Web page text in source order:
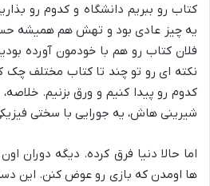
کتاب رو ببریم دانشگاه و کدوم رو
یه چیز عادی بود و تهش هم همیشه
فلان کتاب رو هم با خودمون آورده
نکته ای رو تو چند تا کتاب مختلف چک
کدوم رو پیدا کنیم و ورق بزنیم.
شیرینی هاش، یه جورایی با سختی
اما حالا دنیا فرق کرده. دیگه دوران
ها اومدن که بازی رو عوض کنن. این